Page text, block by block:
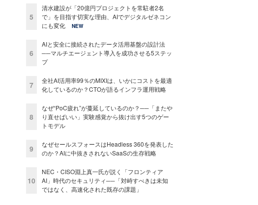
5
清水建設が「20億円プロジェクトを常駐者2名
で」を目指す切実な理由、AIでデジタルゼネコン
にも変化
NEW
6
AIと安全に接続されたデータ活用基盤の設計法
──マルチエージェント導入を成功させる5ステッ
プ
7
全社AI活用率99％のMIXIは、いかにコストを最適
化しているのか？CTOが語るインフラ運用戦略
8
なぜ“PoC疲れ”が蔓延しているのか？──「またや
り直せばいい」実験感覚から抜け出す5つのゲー
トモデル
9
なぜセールスフォースはHeadless 360を発表した
のか？AIに中抜きされないSaaSの生存戦略
10
NEC・CISO淵上真一氏が説く「フロンティア
AI」時代のセキュリティ──「対峙すべきは未知
ではなく、高速化された既存の課題」